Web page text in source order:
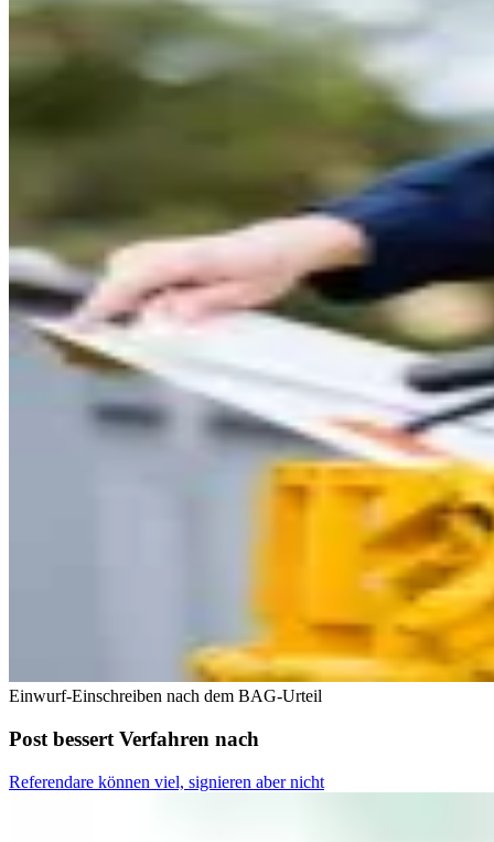
Einwurf-Einschreiben nach dem BAG-Urteil
Post bessert Verfahren nach
Referendare können viel, signieren aber nicht